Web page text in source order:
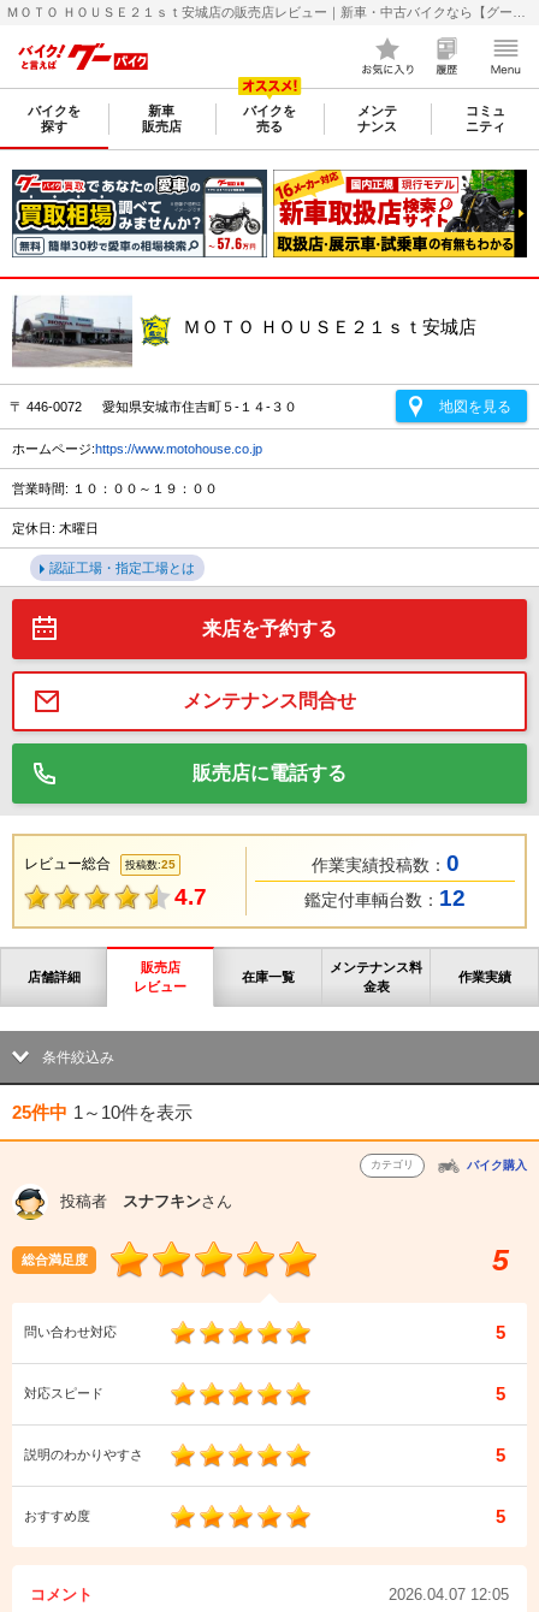
バイクを
探す
新車
販売店
バイクを
売る
メンテ
ナンス
コミュ
ニティ
ＭＯＴＯ ＨＯＵＳＥ２１ｓｔ安城店
〒 446-0072 愛知県安城市住吉町５-１４-３０ 地図を見る
ホームページ:https://www.motohouse.co.jp
営業時間: １０：００～１９：００
定休日: 木曜日
認証工場・指定工場とは
来店を予約する
メンテナンス問合せ
販売店に電話する
レビュー総合 投稿数:25
4.7
作業実績投稿数： 0
鑑定付車輌台数： 12
店舗詳細
販売店
レビュー
在庫一覧
メンテナンス料
金表
作業実績
条件絞込み
25件中 1～10件を表示
カテゴリ バイク購入
投稿者 スナフキンさん
総合満足度 5
問い合わせ対応 5
対応スピード 5
説明のわかりやすさ 5
おすすめ度 5
コメント 2026.04.07 12:05